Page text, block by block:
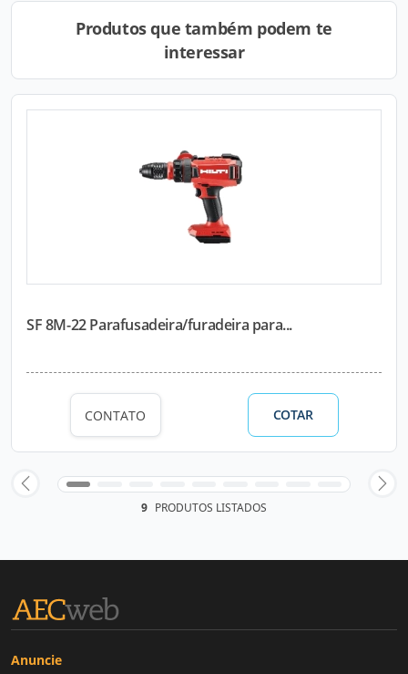
Produtos que também podem te
interessar
SF 8M-22 Parafusadeira/furadeira para...
CONTATO COTAR
9 PRODUTOS LISTADOS
Anuncie